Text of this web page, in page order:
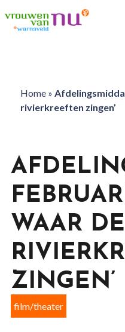
Home»
rivierkreeften zingen’
WAAR DE
ZINGEN’
film/theater